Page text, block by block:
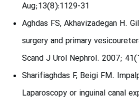
Aug;13(8):1129-31
Aghdas FS, Akhavizadegan H.
surgery and primary
Scand J Urol Nephrol. 2007;
Sharifiaghdas F, Beigi FM.
Laparoscopy or inguinal canal